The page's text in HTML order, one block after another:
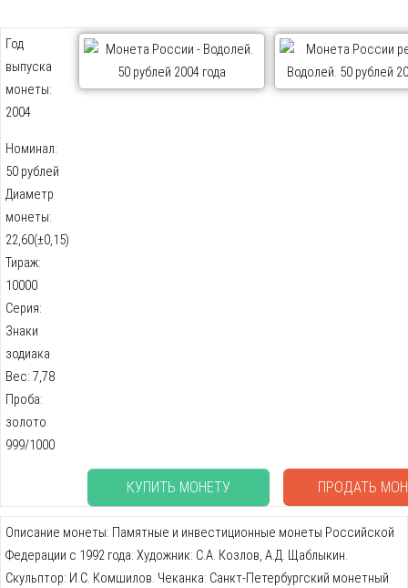
Год
выпуска
монеты:
2004
Номинал:
50 рублей
Диаметр
монеты:
22,60(±0,15)
Тираж:
10000
Серия:
Знаки
зодиака
Вес: 7,78
Проба:
золото
999/1000
КУПИТЬ МОНЕТУ ПРОДАТЬ
Описание монеты: Памятные и инвестиционные монеты Российской
Федерации с 1992 года. Художник: С.А. Козлов, А.Д. Щаблыкин.
Скульптор: И.С. Комшилов. Чеканка: Санкт-Петербургский монетный